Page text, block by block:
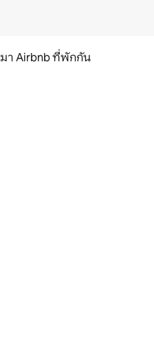
มา Airbnb ที่พักกัน